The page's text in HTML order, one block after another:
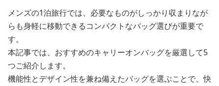
メンズの1泊旅行では、必要なものがしっかり収まりなが
らも身軽に移動できるコンパクトなバッグ選びが重要で
す。
本記事では、おすすめのキャリーオンバッグを厳選して5
つご紹介します。
機能性とデザイン性を兼ね備えたバッグを選ぶことで、快